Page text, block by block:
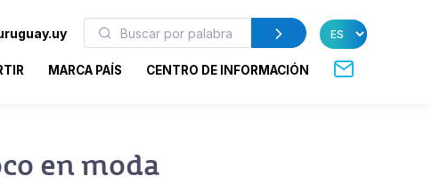
MARCA PAÍS CENTRO DE INFORMACIÓN
en moda